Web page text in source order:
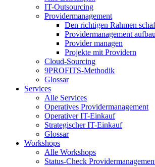
IT-Outsourcing
Providermanagement
Den richtigen Rahmen
Providermanagement
Provider managen
Projekte mit Providern
Cloud-Sourcing
9PROFITS-Methodik
Glossar
Services
Alle Services
Operatives Providermanagement
Operativer IT-Einkauf
Strategischer IT-Einkauf
Glossar
Workshops
Alle Workshops
Status-Check